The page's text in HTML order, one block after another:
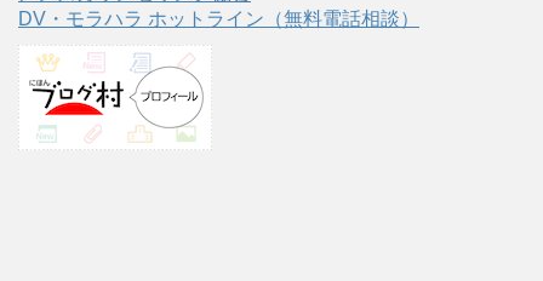
DV・モラハラ ホットライン（無料電話相談）